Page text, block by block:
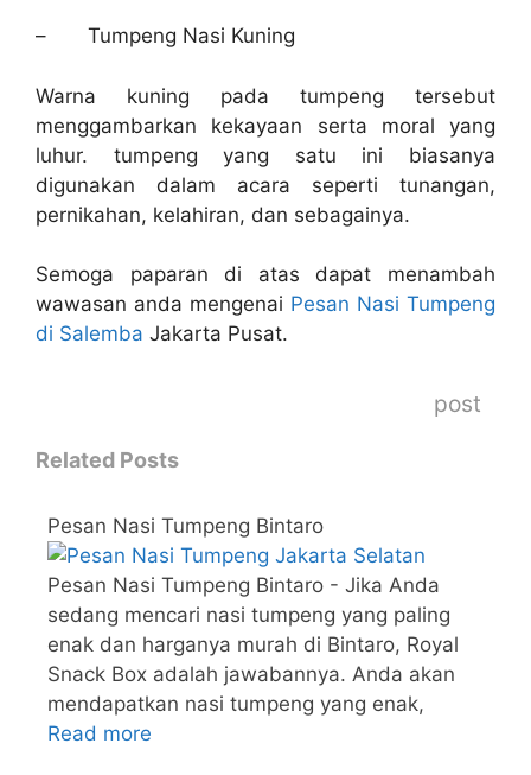
– Tumpeng Nasi Kuning
Warna kuning pada tumpeng tersebut
menggambarkan kekayaan serta moral yang
luhur. tumpeng yang satu ini biasanya
digunakan dalam acara seperti tunangan,
pernikahan, kelahiran, dan sebagainya.
Semoga paparan di atas dapat menambah
wawasan anda mengenai Pesan Nasi Tumpeng
di Salemba Jakarta Pusat.
post
Related Posts
Pesan Nasi Tumpeng Bintaro
Pesan Nasi Tumpeng Bintaro - Jika Anda
sedang mencari nasi tumpeng yang paling
enak dan harganya murah di Bintaro, Royal
Snack Box adalah jawabannya. Anda akan
mendapatkan nasi tumpeng yang enak,
Read more